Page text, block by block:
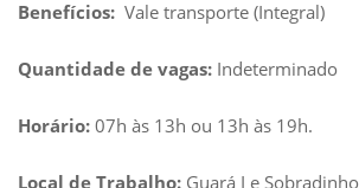
Benefícios: Vale transporte (Integral)
Quantidade de vagas: Indeterminado
Horário: 07h às 13h ou 13h às 19h.
Local de Trabalho: Guará I e Sobradinho